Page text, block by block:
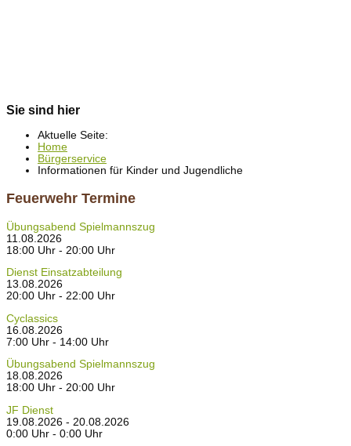
Sie sind hier
Aktuelle Seite:
Home
Bürgerservice
Informationen für Kinder und Jugendliche
Feuerwehr Termine
Übungsabend Spielmannszug
11.08.2026
18:00 Uhr - 20:00 Uhr
Dienst Einsatzabteilung
13.08.2026
20:00 Uhr - 22:00 Uhr
Cyclassics
16.08.2026
7:00 Uhr - 14:00 Uhr
Übungsabend Spielmannszug
18.08.2026
18:00 Uhr - 20:00 Uhr
JF Dienst
19.08.2026 - 20.08.2026
0:00 Uhr - 0:00 Uhr